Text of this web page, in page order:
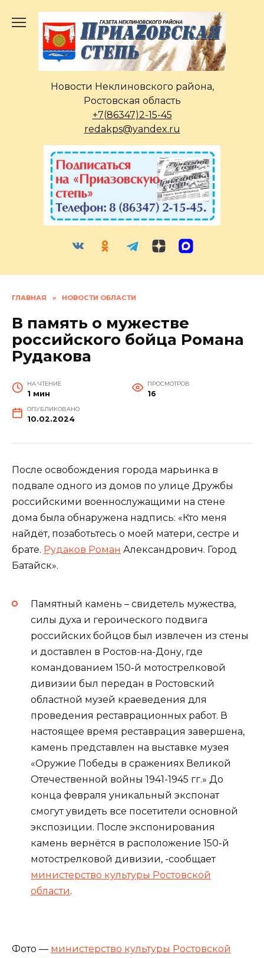
содержанию
Новости Неклиновского района,
Ростовская область
+7(86347)2-15-45
redakps@yandex.ru
ГЛАВНАЯ » НОВОСТИ ОБЛАСТИ
В память о мужестве
российского бойца Романа
Рудакова
НА ЧТЕНИЕ
1 мин
ПРОСМОТРОВ
16
ОПУБЛИКОВАНО
10.02.2024
После освобождения города марьинка в
подвале одного из домов по улице Дружбы
российскими военнослужащими на стене
дома была обнаружена надпись: «Кто меня
найдёт, позаботьтесь о моей матери, сестре и
брате. Рудаков Роман Александрович. Город
Батайск».
Памятный камень – свидетель мужества,
силы духа и героического подвига
российских бойцов был извлечен из стены
и доставлен в Ростов-на-Дону, где
командованием 150-й мотострелковой
дивизии был передан в Ростовский
областной музей краеведения для
проведения реставрационных работ. В
настоящее время реставрация завершена,
камень представлен на выставке музея
«Оружие Победы в сражениях Великой
Отечественной войны 1941-1945 гг.» До
конца февраля уникальный экспонат
смогут увидеть все посетители основной
экспозиции. После экспонирования
камень вернётся в расположение 150-й
мотострелковой дивизии, -сообщает
министерство культуры Ростовской
области.
Фото — министерство культуры Ростовской